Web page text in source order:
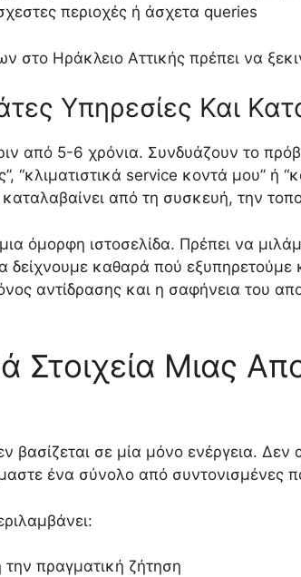
περιοχές ή άσχετα queries
στο Ηράκλειο Αττικής πρέπει να
Υπηρεσίες Και
από 5-6 χρόνια. Συνδυάζουν το
“κλιματιστικά service κοντά μου” ή
από τη συσκευή, την
όμορφη ιστοσελίδα. Πρέπει να
δείχνουμε καθαρά πού
αντίδρασης και η σαφήνεια του
Στοιχεία Μιας
βασίζεται σε μία μόνο ενέργεια. Δεν
ένα σύνολο από συντονισμένες
πραγματική ζήτηση